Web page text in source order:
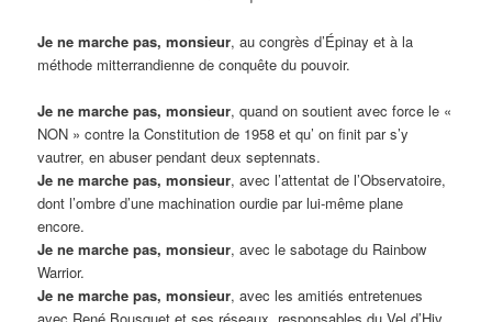
Je ne marche pas, monsieur, au congrès d’Épinay et à la
méthode mitterrandienne de conquête du pouvoir.
Je ne marche pas, monsieur, quand on soutient avec force le «
NON » contre la Constitution de 1958 et qu’ on finit par s’y
vautrer, en abuser pendant deux septennats.
Je ne marche pas, monsieur, avec l’attentat de l’Observatoire,
dont l’ombre d’une machination ourdie par lui-même plane
encore.
Je ne marche pas, monsieur, avec le sabotage du Rainbow
Warrior.
Je ne marche pas, monsieur, avec les amitiés entretenues
avec René Bousquet et ses réseaux, responsables du Vel d’Hiv